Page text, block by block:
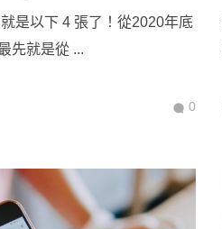
是以下 4 張了！從2020年底
先就是從 ...
0